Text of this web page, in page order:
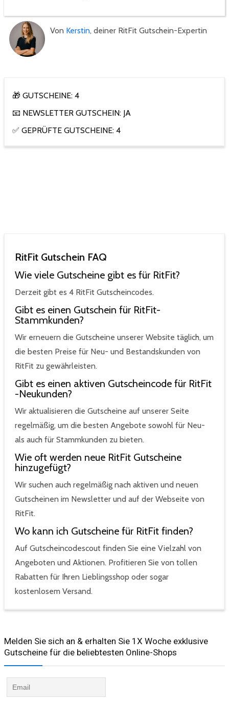
Von Kerstin, deiner RitFit Gutschein-Expertin
🎁 GUTSCHEINE: 4
📧 NEWSLETTER GUTSCHEIN: JA
✅ GEPRÜFTE GUTSCHEINE: 4
RitFit Gutschein FAQ
Wie viele Gutscheine gibt es für RitFit?
Derzeit gibt es 4 RitFit Gutscheincodes.
Gibt es einen Gutschein für RitFit-
Stammkunden?
Wir erneuern die Gutscheine unserer Website täglich, um
die besten Preise für Neu- und Bestandskunden von
RitFit zu gewährleisten.
Gibt es einen aktiven Gutscheincode für RitFit
-Neukunden?
Wir aktualisieren die Gutscheine auf unserer Seite
regelmäßig, um die besten Angebote sowohl für Neu-
als auch für Stammkunden zu bieten.
Wie oft werden neue RitFit Gutscheine
hinzugefügt?
Wir suchen auch regelmäßig nach aktiven und neuen
Gutscheinen im Newsletter und auf der Webseite von
RitFit.
Wo kann ich Gutscheine für RitFit finden?
Auf Gutscheincodescout finden Sie eine Vielzahl von
Angeboten und Aktionen. Profitieren Sie von tollen
Rabatten für Ihren Lieblingsshop oder sogar
kostenlosem Versand.
Melden Sie sich an & erhalten Sie 1X Woche exklusive
Gutscheine für die beliebtesten Online-Shops​